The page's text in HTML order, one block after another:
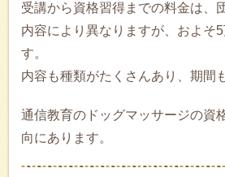
受講から資格習得までの料金は、
内容により異なりますが、およそ
す。
内容も種類がたくさんあり、期間
通信教育のドッグマッサージの資
向にあります。